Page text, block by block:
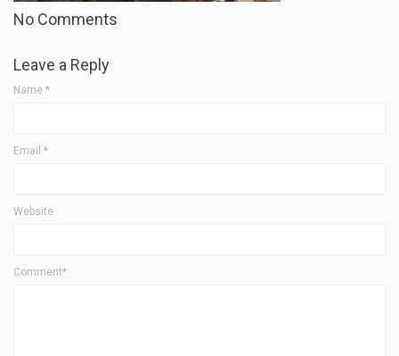
No Comments
Leave a Reply
Name *
Email *
Website
Comment*